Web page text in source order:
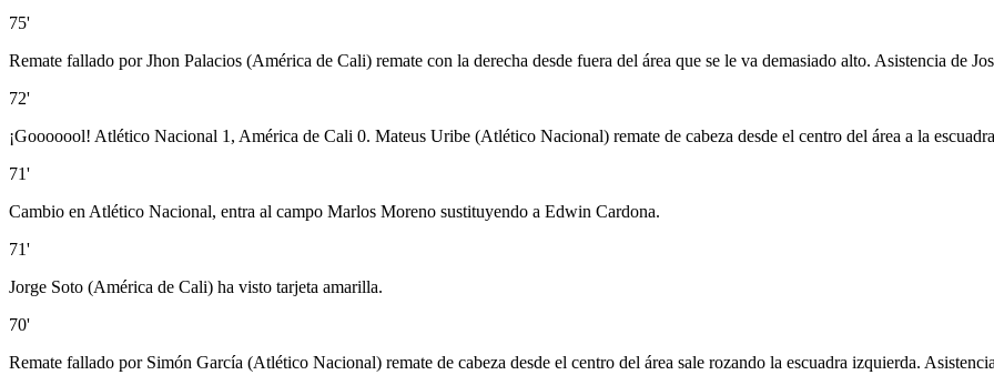
75'
Remate fallado por Jhon Palacios (América de Cali) remate con la derecha desde fuera del área que se le va demasiado alto. Asistencia de
72'
¡Gooooool! Atlético Nacional 1, América de Cali 0. Mateus Uribe (Atlético Nacional) remate de cabeza desde el centro del área a la
71'
Cambio en Atlético Nacional, entra al campo Marlos Moreno sustituyendo a Edwin Cardona.
71'
Jorge Soto (América de Cali) ha visto tarjeta amarilla.
70'
Remate fallado por Simón García (Atlético Nacional) remate de cabeza desde el centro del área sale rozando la escuadra izquierda.